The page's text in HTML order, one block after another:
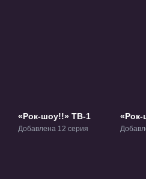
«Рок-шоу!!» ТВ-1
Добавлена 12 серия